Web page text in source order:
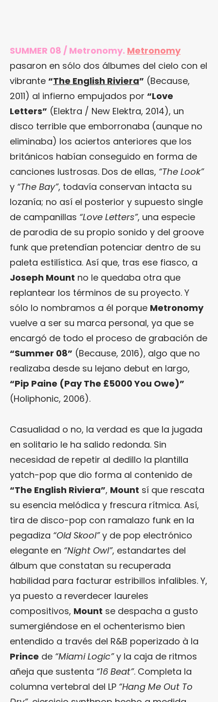
SUMMER 08 / Metronomy. Metronomy
pasaron en sólo dos álbumes del cielo con el
vibrante “The English Riviera” (Because,
2011) al infierno empujados por “Love
Letters” (Elektra / New Elektra, 2014), un
disco terrible que emborronaba (aunque no
eliminaba) los aciertos anteriores que los
británicos habían conseguido en forma de
canciones lustrosas. Dos de ellas, “The Look”
y “The Bay”, todavía conservan intacta su
lozanía; no así el posterior y supuesto single
de campanillas “Love Letters”, una especie
de parodia de su propio sonido y del groove
funk que pretendían potenciar dentro de su
paleta estilística. Así que, tras ese fiasco, a
Joseph Mount no le quedaba otra que
replantear los términos de su proyecto. Y
sólo lo nombramos a él porque Metronomy
vuelve a ser su marca personal, ya que se
encargó de todo el proceso de grabación de
“Summer 08” (Because, 2016), algo que no
realizaba desde su lejano debut en largo,
“Pip Paine (Pay The £5000 You Owe)”
(Holiphonic, 2006).
Casualidad o no, la verdad es que la jugada
en solitario le ha salido redonda. Sin
necesidad de repetir al dedillo la plantilla
yatch-pop que dio forma al contenido de
“The English Riviera”, Mount sí que rescata
su esencia melódica y frescura rítmica. Así,
tira de disco-pop con ramalazo funk en la
pegadiza “Old Skool”y de pop electrónico
elegante en “Night Owl”, estandartes del
álbum que constatan su recuperada
habilidad para facturar estribillos infalibles. Y,
ya puesto a reverdecer laureles
compositivos, Mount se despacha a gusto
sumergiéndose en el ochenterismo bien
entendido a través del R&B poperizado à la
Prince de “Miami Logic”y la caja de ritmos
añeja que sustenta “16 Beat”. Completa la
columna vertebral del LP “Hang Me Out To